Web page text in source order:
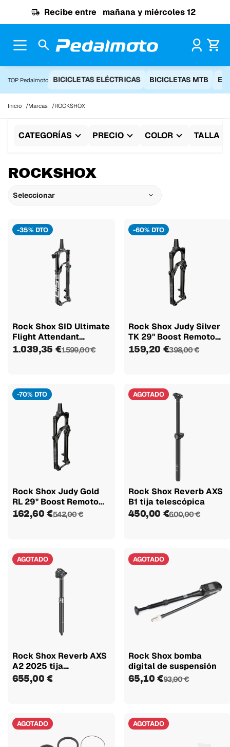
Recibe entre mañana y miércoles 12
TOP Pedalmoto BICICLETAS ELÉCTRICAS BICICLETAS MTB
Inicio Marcas ROCKSHOX
CATEGORÍAS PRECIO COLOR TALLA
ROCKSHOX
Seleccionar
-35% DTO
Rock Shox SID Ultimate
Flight Attendant
120mm...
1.039,35 €1.599,00 €
-60% DTO
Rock Shox Judy Silver
TK 29" Boost Remoto
120mm...
159,20 €398,00 €
-70% DTO
Rock Shox Judy Gold
RL 29" Boost Remoto
100mm
162,60 €542,00 €
AGOTADO
Rock Shox Reverb AXS
B1 tija telescópica
450,00 €600,00 €
AGOTADO
Rock Shox Reverb AXS
A2 2025 tija
telescópica
655,00 €
AGOTADO
Rock Shox bomba
digital de suspensión
65,10 €93,00 €
AGOTADO AGOTADO